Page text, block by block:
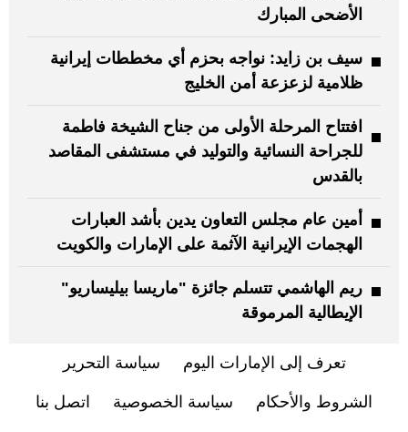
الأضحى المبارك
سيف بن زايد: نواجه بحزم أي مخططات إيرانية
ظلامية لزعزعة أمن الخليج
افتتاح المرحلة الأولى من جناح الشيخة فاطمة
للجراحة النسائية والتوليد في مستشفى المقاصد
بالقدس
أمين عام مجلس التعاون يدين بأشد العبارات
الهجمات الإيرانية الآثمة على الإمارات والكويت
ريم الهاشمي تتسلم جائزة "ماريسا بيليساريو"
الإيطالية المرموقة
تعرف إلى الإمارات اليوم سياسة التحرير
الشروط والأحكام سياسة الخصوصية اتصل بنا